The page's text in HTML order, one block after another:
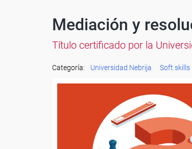
Mediación y
Título certificado por la
Categoría: Universidad Nebrija Soft skills